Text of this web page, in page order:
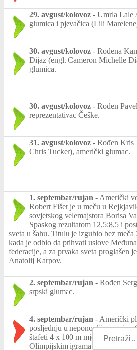
29. avgust/kolovoz - Umrla Lale
glumica i pjevačica (Lili
30. avgust/kolovoz - Rođena
Dijaz (engl. Cameron Michelle
glumica.
30. avgust/kolovoz - Rođen
reprezentativac Češke.
31. avgust/kolovoz - Rođen Kris
Chris Tucker), američki glumac.
1. septembar/rujan - Američki
Robert Fišer je u meču u
sovjetskog velemajstora Borisa
Spaskog rezultatom 12,5:8,5 i
sveta u šahu. Titulu je izgubio bez meča
kada je odbio da prihvati uslove
federacije, a za prvaka sveta proglašen
Anatolij Karpov.
2. septembar/rujan - Rođen
srpski glumac.
4. septembar/rujan - Američki
posljednju u neponovljivom nizu
štafeti 4 x 100 m mješovito),
Olimpijskim igrama u Münchenu